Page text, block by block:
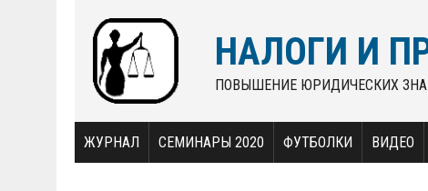
НАЛОГИ И
ПОВЫШЕНИЕ ЮРИДИЧЕСКИХ
ЖУРНАЛ СЕМИНАРЫ 2020 ФУТБОЛКИ ВИДЕО